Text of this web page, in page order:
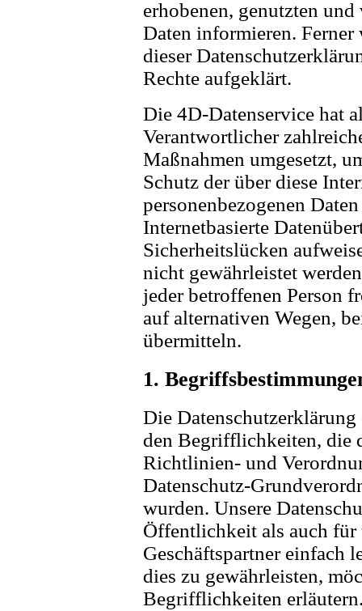
erhobenen, genutzten
Daten informieren. Ferner
dieser
Rechte aufgeklärt.
Die 4D-Datenservice hat
Verantwortlicher
Maßnahmen umgesetzt,
Schutz der über diese
personenbezogenen
Internetbasierte
Sicherheitslücken
nicht gewährleistet
jeder betroffenen Person
auf alternativen Wegen,
übermitteln.
1.
Die
den Begrifflichkeiten, die
Richtlinien- und
Datenschutz-
wurden. Unsere
Öffentlichkeit als auch für
Geschäftspartner einfach
dies zu gewährleisten,
Begrifflichkeiten